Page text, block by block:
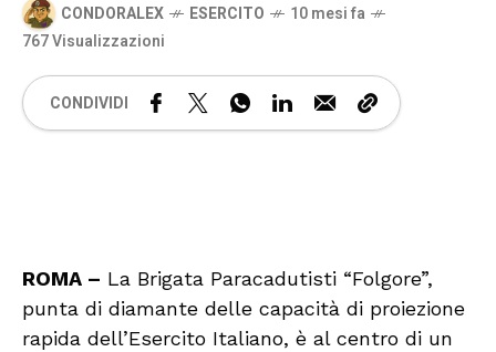
CONDORALEX ESERCITO
10 mesi fa
767 Visualizzazioni
CONDIVIDI
ROMA – La Brigata Paracadutisti “Folgore”,
punta di diamante delle capacità di proiezione
rapida dell’Esercito Italiano, è al centro di un